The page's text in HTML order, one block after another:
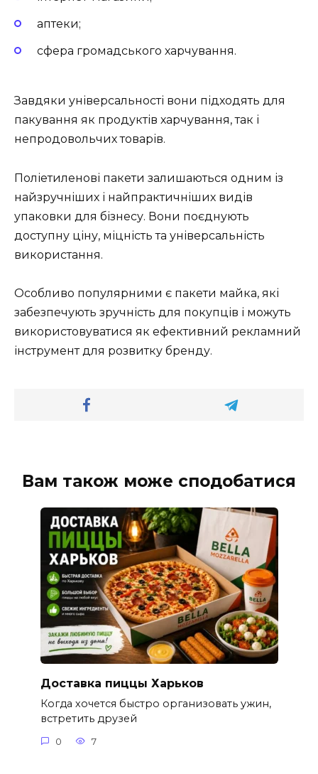
аптеки;
сфера громадського харчування.
Завдяки універсальності вони підходять для
пакування як продуктів харчування, так і
непродовольчих товарів.
Поліетиленові пакети залишаються одним із
найзручніших і найпрактичніших видів
упаковки для бізнесу. Вони поєднують
доступну ціну, міцність та універсальність
використання.
Особливо популярними є пакети майка, які
забезпечують зручність для покупців і можуть
використовуватися як ефективний рекламний
інструмент для розвитку бренду.
Вам також може сподобатися
Доставка пиццы Харьков
Когда хочется быстро организовать ужин,
встретить друзей
0 7